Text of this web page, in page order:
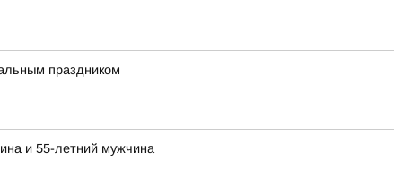
праздником
и 55-летний мужчина